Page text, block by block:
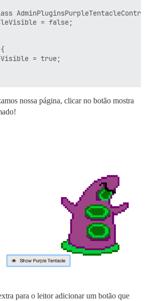
= false;
= true;
nossa página, clicar no botão mostra
para o leitor adicionar um botão que